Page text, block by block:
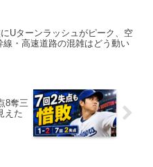
Uターンラッシュがピーク、空
線・高速道路の混雑はどう動い
8奪三
えた